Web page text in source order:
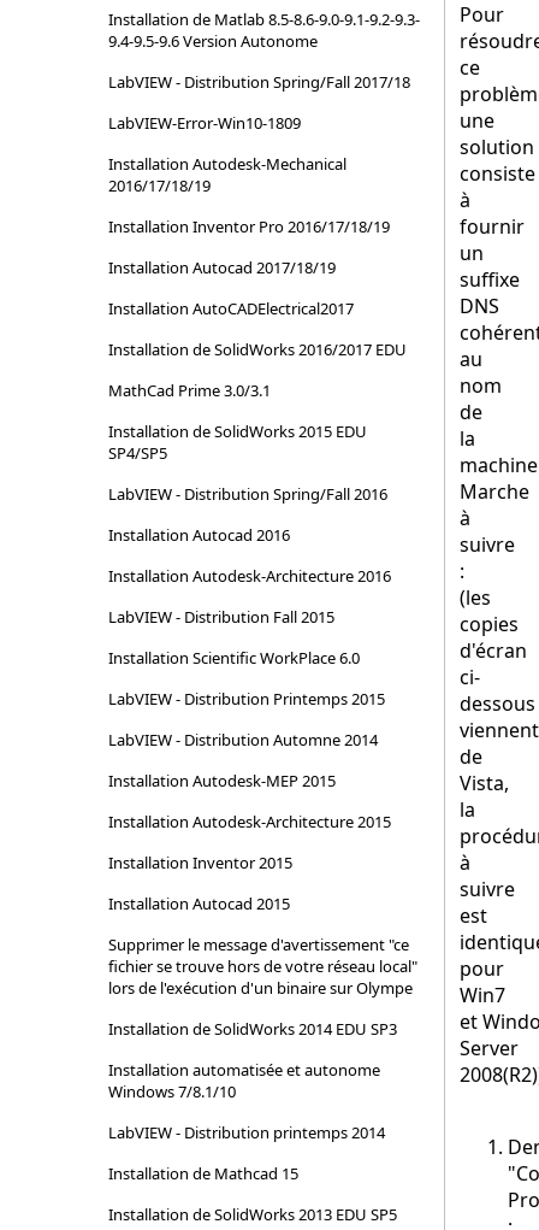
Installation de Matlab 8.5-8.6-9.0-9.1-9.2-9.3-
9.4-9.5-9.6 Version Autonome
LabVIEW - Distribution Spring/Fall 2017/18
LabVIEW-Error-Win10-1809
Installation Autodesk-Mechanical
2016/17/18/19
Installation Inventor Pro 2016/17/18/19
Installation Autocad 2017/18/19
Installation AutoCADElectrical2017
Installation de SolidWorks 2016/2017 EDU
MathCad Prime 3.0/3.1
Installation de SolidWorks 2015 EDU
SP4/SP5
LabVIEW - Distribution Spring/Fall 2016
Installation Autocad 2016
Installation Autodesk-Architecture 2016
LabVIEW - Distribution Fall 2015
Installation Scientific WorkPlace 6.0
LabVIEW - Distribution Printemps 2015
LabVIEW - Distribution Automne 2014
Installation Autodesk-MEP 2015
Installation Autodesk-Architecture 2015
Installation Inventor 2015
Installation Autocad 2015
Supprimer le message d'avertissement "ce
fichier se trouve hors de votre réseau local"
lors de l'exécution d'un binaire sur Olympe
Installation de SolidWorks 2014 EDU SP3
Installation automatisée et autonome
Windows 7/8.1/10
LabVIEW - Distribution printemps 2014
Installation de Mathcad 15
Installation de SolidWorks 2013 EDU SP5
Pour
ce
une
solution
consiste
à
fournir
un
suffixe
DNS
au
nom
de
la
Marche
à
suivre
:
(les
copies
d'écran
ci-
dessous
viennent
de
Vista,
la
à
suivre
est
pour
Win7
et
Server